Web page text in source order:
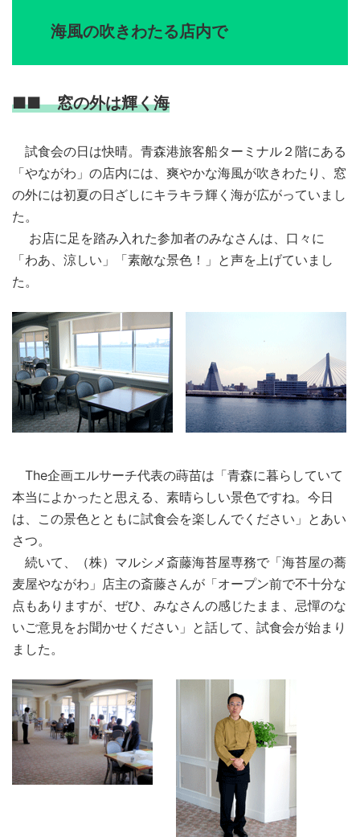
海風の吹きわたる店内で
■■ 窓の外は輝く海
試食会の日は快晴。青森港旅客船ターミナル２階にある
「やながわ」の店内には、爽やかな海風が吹きわたり、窓
の外には初夏の日ざしにキラキラ輝く海が広がっていまし
た。
お店に足を踏み入れた参加者のみなさんは、口々に
「わあ、涼しい」「素敵な景色！」と声を上げていまし
た。
The企画エルサーチ代表の蒔苗は「青森に暮らしていて
本当によかったと思える、素晴らしい景色ですね。今日
は、この景色とともに試食会を楽しんでください」とあい
さつ。
続いて、（株）マルシメ斎藤海苔屋専務で「海苔屋の蕎
麦屋やながわ」店主の斎藤さんが「オープン前で不十分な
点もありますが、ぜひ、みなさんの感じたまま、忌憚のな
いご意見をお聞かせください」と話して、試食会が始まり
ました。